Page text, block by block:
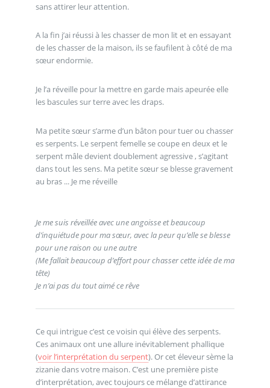
sans attirer leur attention.
A la fin j’ai réussi à les chasser de mon lit et en essayant
de les chasser de la maison, ils se faufilent à côté de ma
sœur endormie.
Je l’a réveille pour la mettre en garde mais apeurée elle
les bascules sur terre avec les draps.
Ma petite sœur s’arme d’un bâton pour tuer ou chasser
es serpents. Le serpent femelle se coupe en deux et le
serpent mâle devient doublement agressive , s’agitant
dans tout les sens. Ma petite sœur se blesse gravement
au bras ... Je me réveille
Je me suis réveillée avec une angoisse et beaucoup
d’inquiétude pour ma sœur, avec la peur qu’elle se blesse
pour une raison ou une autre
(Me fallait beaucoup d’effort pour chasser cette idée de ma
tête)
Je n’ai pas du tout aimé ce rêve
Ce qui intrigue c’est ce voisin qui élève des serpents.
Ces animaux ont une allure inévitablement phallique
(voir l’interprétation du serpent). Or cet éleveur sème la
zizanie dans votre maison. C’est une première piste
d’interprétation, avec toujours ce mélange d’attirance